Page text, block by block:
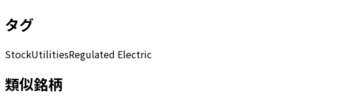
タグ
StockUtilitiesRegulated Electric
類似銘柄